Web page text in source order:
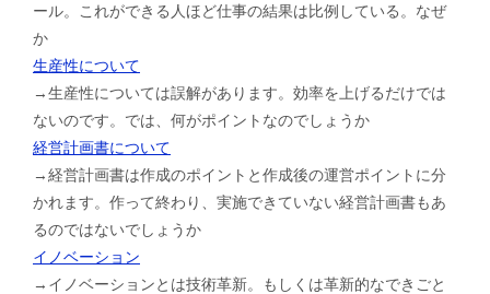
ール。これができる人ほど仕事の結果は比例している。なぜ
か
生産性について
→生産性については誤解があります。効率を上げるだけでは
ないのです。では、何がポイントなのでしょうか
経営計画書について
→経営計画書は作成のポイントと作成後の運営ポイントに分
かれます。作って終わり、実施できていない経営計画書もあ
るのではないでしょうか
イノベーション
→イノベーションとは技術革新。もしくは革新的なできごと